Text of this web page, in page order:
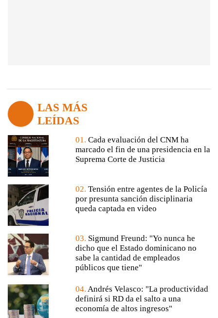
LAS MÁS
LEÍDAS
01. Cada evaluación del CNM ha
marcado el fin de una presidencia en la
Suprema Corte de Justicia
02. Tensión entre agentes de la Policía
por presunta sanción disciplinaria
queda captada en video
03. Sigmund Freund: "Yo nunca he
dicho que el Estado dominicano no
sabe la cantidad de empleados
públicos que tiene"
04. Andrés Velasco: "La productividad
definirá si RD da el salto a una
economía de altos ingresos"